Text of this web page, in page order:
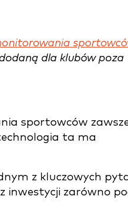
dla klubów poza
sportowców
ta ma
z kluczowych
inwestycji zarówno